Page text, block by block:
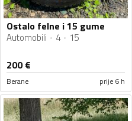
Ostalo felne i 15 gume
Automobili 4 15
200€
Berane prije 6 h